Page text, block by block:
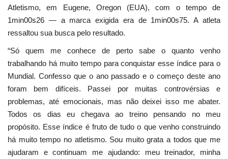
Atletismo, em Eugene, Oregon (EUA), com o tempo de
1min00s26 — a marca exigida era de 1min00s75. A atleta
ressaltou sua busca pelo resultado.
“Só quem me conhece de perto sabe o quanto venho
trabalhando há muito tempo para conquistar esse índice para o
Mundial. Confesso que o ano passado e o começo deste ano
foram bem difíceis. Passei por muitas controvérsias e
problemas, até emocionais, mas não deixei isso me abater.
Todos os dias eu chegava ao treino pensando no meu
propósito. Esse índice é fruto de tudo o que venho construindo
há muito tempo no atletismo. Sou muito grata a todos que me
ajudaram e continuam me ajudando: meu treinador, minha